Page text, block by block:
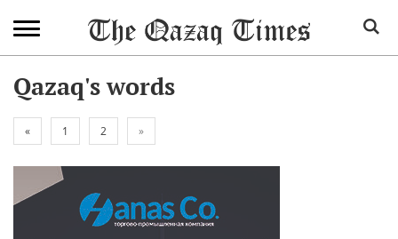
Qazaq's words
« 1 2 »